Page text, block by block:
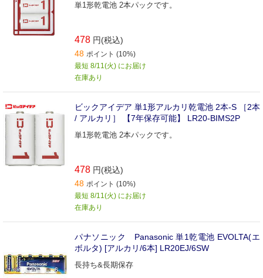
単1形乾電池 2本パックです。
478 円(税込)
48 ポイント (10%)
最短 8/11(火) にお届け
在庫あり
ビックアイデア 単1形アルカリ乾電池 2本-S ［2本
/ アルカリ］ 【7年保存可能】 LR20-BIMS2P
単1形乾電池 2本パックです。
478 円(税込)
48 ポイント (10%)
最短 8/11(火) にお届け
在庫あり
パナソニック Panasonic 単1乾電池 EVOLTA(エ
ボルタ) [アルカリ/6本] LR20EJ/6SW
長持ち&長期保存